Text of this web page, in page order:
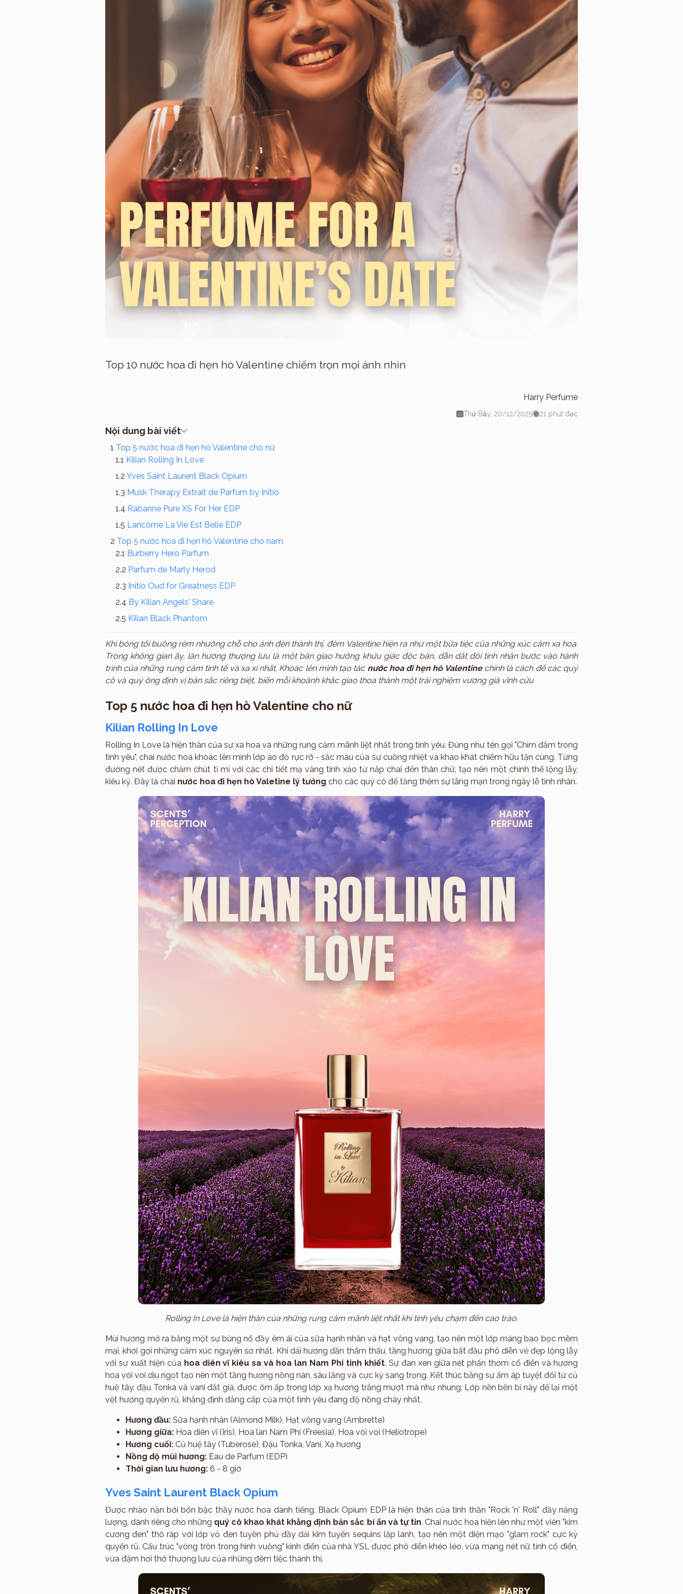
Giới thiệu
Xuất xứ
Hmagazine
Hương
Top 10 nước hoa đi hẹn hò Valentine chiếm trọn mọi ánh nhìn
Harry Perfume
Thứ Bảy, 20/12/2025 21 phút đọc
Nội dung bài viết
Top 5 nước hoa đi hẹn hò Valentine cho nữ
Kilian Rolling In Love
Yves Saint Laurent Black Opium
Musk Therapy Extrait de Parfum by Initio
Rabanne Pure XS For Her EDP
Lancôme La Vie Est Belle EDP
Top 5 nước hoa đi hẹn hò Valentine cho nam
Burberry Hero Parfum
Parfum de Marly Herod
Initio Oud for Greatness EDP
By Kilian Angels' Share
Kilian Black Phantom
Khi bóng tối buông rèm nhường chỗ cho ánh đèn thành thị, đêm Valentine hiện ra như một bữa tiệc của những xúc cảm xa hoa.
Trong không gian ấy, làn hương thượng lưu là một bản giao hưởng khứu giác độc bản, dẫn dắt đôi tình nhân bước vào hành
trình của những rung cảm tinh tế và xa xỉ nhất. Khoác lên mình tạo tác nước hoa đi hẹn hò Valentinechính là cách để các quý
cô và quý ông định vị bản sắc riêng biệt, biến mỗi khoảnh khắc giao thoa thành một trải nghiệm vương giả vĩnh cửu
Top 5 nước hoa đi hẹn hò Valentine cho nữ
Kilian Rolling In Love
Rolling In Love là hiện thân của sự xa hoa và những rung cảm mãnh liệt nhất trong tình yêu. Đúng như tên gọi "Chìm đắm trong
tình yêu", chai nước hoa khoác lên mình lớp áo đỏ rực rỡ - sắc màu của sự cuồng nhiệt và khao khát chiếm hữu tận cùng. Từng
đường nét được chăm chút tỉ mỉ với các chi tiết mạ vàng tinh xảo từ nắp chai đến thân chữ, tạo nên một chỉnh thể lộng lẫy,
kiêu kỳ. Đây là chai nước hoa đi hẹn hò Valetine lý tưởng cho các quý cô để tăng thêm sự lãng mạn trong ngày lễ tình nhân.
Rolling In Love là hiện thân của những rung cảm mãnh liệt nhất khi tình yêu chạm đến cao trào.
Mùi hương mở ra bằng một sự bùng nổ đầy êm ái của sữa hạnh nhân và hạt vông vang, tạo nên một lớp màng bao bọc mềm
mại, khơi gợi những cảm xúc nguyên sơ nhất. Khi dải hương dần thẩm thấu, tầng hương giữa bắt đầu phô diễn vẻ đẹp lộng lẫy
với sự xuất hiện của hoa diên vĩ kiêu sa và hoa lan Nam Phi tinh khiết. Sự đan xen giữa nét phấn thơm cổ điển và hương
hoa vòi voi dịu ngọt tạo nên một tầng hương nồng nàn, sâu lắng và cực kỳ sang trọng. Kết thúc bằng sự ấm áp tuyệt đối từ củ
huệ tây, đậu Tonka và vani đắt giá, được ôm ấp trong lớp xạ hương trắng mượt mà như nhung. Lớp nền bền bỉ này để lại một
vệt hương quyến rũ, khẳng định đẳng cấp của một tình yêu đang độ nồng cháy nhất.
Hương đầu: Sữa hạnh nhân (Almond Milk), Hạt vông vang (Ambrette)
Hương giữa: Hoa diên vĩ (Iris), Hoa lan Nam Phi (Freesia), Hoa vòi voi (Heliotrope)
Hương cuối: Củ huệ tây (Tuberose), Đậu Tonka, Vani, Xạ hương
Nồng độ mùi hương: Eau de Parfum (EDP)
Thời gian lưu hương: 6 - 8 giờ
Yves Saint Laurent Black Opium
Được nhào nặn bởi bốn bậc thầy nước hoa danh tiếng, Black Opium EDP là hiện thân của tinh thần "Rock 'n' Roll" đầy năng
lượng, dành riêng cho những quý cô khao khát khẳng định bản sắc bí ẩn và tự tin. Chai nước hoa hiện lên như một viên "kim
cương đen" thô ráp với lớp vỏ đen tuyền phủ đầy dải kim tuyến sequins lấp lánh, tạo nên một diện mạo "glam rock" cực kỳ
quyến rũ. Cấu trúc "vòng tròn trong hình vuông" kinh điển của nhà YSL được phô diễn khéo léo, vừa mang nét nữ tính cổ điển,
vừa đậm hơi thở thượng lưu của những đêm tiệc thành thị.